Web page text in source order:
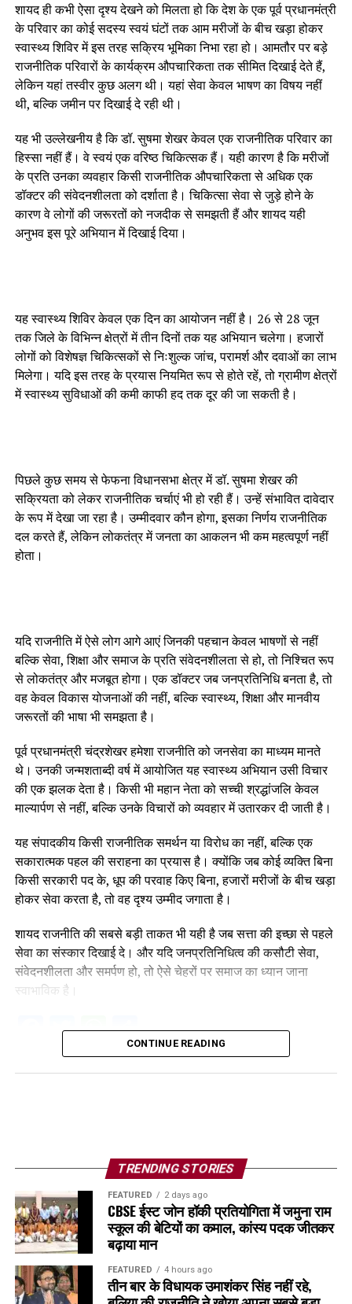
शायद ही कभी ऐसा दृश्य देखने को मिलता हो कि देश के एक पूर्व प्रधानमंत्री
के परिवार का कोई सदस्य स्वयं घंटों तक आम मरीजों के बीच खड़ा होकर
स्वास्थ्य शिविर में इस तरह सक्रिय भूमिका निभा रहा हो। आमतौर पर बड़े
राजनीतिक परिवारों के कार्यक्रम औपचारिकता तक सीमित दिखाई देते हैं,
लेकिन यहां तस्वीर कुछ अलग थी। यहां सेवा केवल भाषण का विषय नहीं
थी, बल्कि जमीन पर दिखाई दे रही थी।
यह भी उल्लेखनीय है कि डॉ. सुषमा शेखर केवल एक राजनीतिक परिवार का
हिस्सा नहीं हैं। वे स्वयं एक वरिष्ठ चिकित्सक हैं। यही कारण है कि मरीजों
के प्रति उनका व्यवहार किसी राजनीतिक औपचारिकता से अधिक एक
डॉक्टर की संवेदनशीलता को दर्शाता है। चिकित्सा सेवा से जुड़े होने के
कारण वे लोगों की जरूरतों को नजदीक से समझती हैं और शायद यही
अनुभव इस पूरे अभियान में दिखाई दिया।
यह स्वास्थ्य शिविर केवल एक दिन का आयोजन नहीं है। 26 से 28 जून
तक जिले के विभिन्न क्षेत्रों में तीन दिनों तक यह अभियान चलेगा। हजारों
लोगों को विशेषज्ञ चिकित्सकों से निःशुल्क जांच, परामर्श और दवाओं का लाभ
मिलेगा। यदि इस तरह के प्रयास नियमित रूप से होते रहें, तो ग्रामीण क्षेत्रों
में स्वास्थ्य सुविधाओं की कमी काफी हद तक दूर की जा सकती है।
पिछले कुछ समय से फेफना विधानसभा क्षेत्र में डॉ. सुषमा शेखर की
सक्रियता को लेकर राजनीतिक चर्चाएं भी हो रही हैं। उन्हें संभावित दावेदार
के रूप में देखा जा रहा है। उम्मीदवार कौन होगा, इसका निर्णय राजनीतिक
दल करते हैं, लेकिन लोकतंत्र में जनता का आकलन भी कम महत्वपूर्ण नहीं
होता।
यदि राजनीति में ऐसे लोग आगे आएं जिनकी पहचान केवल भाषणों से नहीं
बल्कि सेवा, शिक्षा और समाज के प्रति संवेदनशीलता से हो, तो निश्चित रूप
से लोकतंत्र और मजबूत होगा। एक डॉक्टर जब जनप्रतिनिधि बनता है, तो
वह केवल विकास योजनाओं की नहीं, बल्कि स्वास्थ्य, शिक्षा और मानवीय
जरूरतों की भाषा भी समझता है।
पूर्व प्रधानमंत्री चंद्रशेखर हमेशा राजनीति को जनसेवा का माध्यम मानते
थे। उनकी जन्मशताब्दी वर्ष में आयोजित यह स्वास्थ्य अभियान उसी विचार
की एक झलक देता है। किसी भी महान नेता को सच्ची श्रद्धांजलि केवल
माल्यार्पण से नहीं, बल्कि उनके विचारों को व्यवहार में उतारकर दी जाती है।
यह संपादकीय किसी राजनीतिक समर्थन या विरोध का नहीं, बल्कि एक
सकारात्मक पहल की सराहना का प्रयास है। क्योंकि जब कोई व्यक्ति बिना
किसी सरकारी पद के, धूप की परवाह किए बिना, हजारों मरीजों के बीच खड़ा
होकर सेवा करता है, तो वह दृश्य उम्मीद जगाता है।
शायद राजनीति की सबसे बड़ी ताकत भी यही है जब सत्ता की इच्छा से पहले
सेवा का संस्कार दिखाई दे। और यदि जनप्रतिनिधित्व की कसौटी सेवा,
संवेदनशीलता और समर्पण हो, तो ऐसे चेहरों पर समाज का ध्यान जाना
स्वाभाविक है।
Facebook
Twitter
WhatsApp
Share
CONTINUE READING
TRENDING STORIES
FEATURED 2 days ago
CBSE ईस्ट जोन हॉकी प्रतियोगिता में जमुना राम
स्कूल की बेटियों का कमाल, कांस्य पदक जीतकर
बढ़ाया मान
FEATURED 4 hours ago
तीन बार के विधायक उमाशंकर सिंह नहीं रहे,